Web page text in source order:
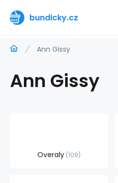
bundicky.cz
Ann Gissy
Ann Gissy
Overaly 109